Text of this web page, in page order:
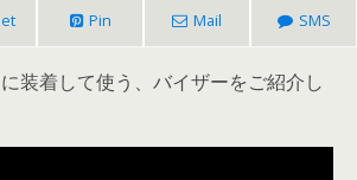
Pin Mail SMS
装着して使う、バイザーをご紹介し